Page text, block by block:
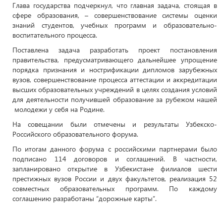
Глава государства подчеркнул, что главная задача, стоящая в
сфере образования, – совершенствование системы оценки
знаний студентов, учебных программ и образовательно-
воспитательного процесса.
Поставлена задача разработать проект постановления
правительства, предусматривающего дальнейшее упрощение
порядка признания и нострификации дипломов зарубежных
вузов, совершенствование процесса аттестации и аккредитации
высших образовательных учреждений в целях создания условий
для деятельности получившей образование за рубежом нашей
молодежи у себя на Родине.
На совещании были отмечены и результаты Узбекско-
Российского образовательного форума.
По итогам данного форума с российскими партнерами было
подписано 114 договоров и соглашений. В частности,
запланировано открытие в Узбекистане филиалов шести
престижных вузов России и двух факультетов, реализация 52
совместных образовательных программ. По каждому
соглашению разработаны “дорожные карты”.